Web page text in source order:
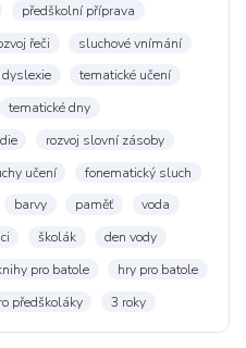
předškolní příprava
řeči
sluchové vnímání
dyslexie
tematické učení
tematické dny
rozvoj slovní zásoby
učení
fonematický sluch
barvy paměť
voda
školák
den vody
pro batole
hry pro batole
předškoláky 3 roky